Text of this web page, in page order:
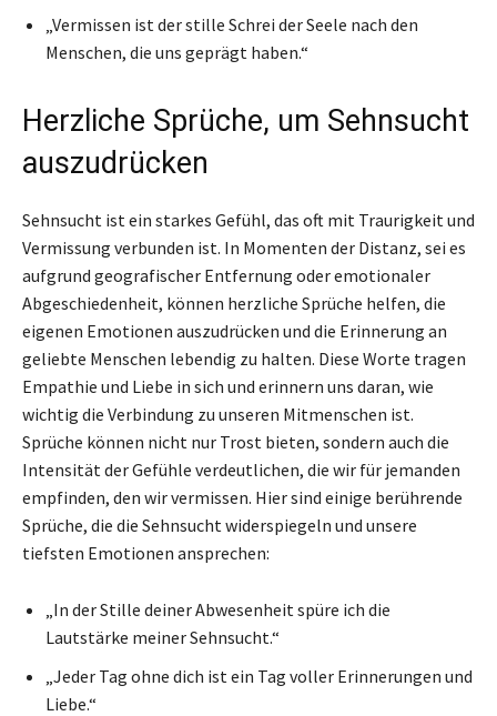
„Vermissen ist der stille Schrei der Seele nach den
Menschen, die uns geprägt haben.“
Herzliche Sprüche, um Sehnsucht
auszudrücken
Sehnsucht ist ein starkes Gefühl, das oft mit Traurigkeit und
Vermissung verbunden ist. In Momenten der Distanz, sei es
aufgrund geografischer Entfernung oder emotionaler
Abgeschiedenheit, können herzliche Sprüche helfen, die
eigenen Emotionen auszudrücken und die Erinnerung an
geliebte Menschen lebendig zu halten. Diese Worte tragen
Empathie und Liebe in sich und erinnern uns daran, wie
wichtig die Verbindung zu unseren Mitmenschen ist.
Sprüche können nicht nur Trost bieten, sondern auch die
Intensität der Gefühle verdeutlichen, die wir für jemanden
empfinden, den wir vermissen. Hier sind einige berührende
Sprüche, die die Sehnsucht widerspiegeln und unsere
tiefsten Emotionen ansprechen:
„In der Stille deiner Abwesenheit spüre ich die
Lautstärke meiner Sehnsucht.“
„Jeder Tag ohne dich ist ein Tag voller Erinnerungen und
Liebe.“